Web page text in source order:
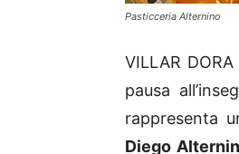
Pasticceria Alternino
VILLAR
pausa
rappresenta
Diego